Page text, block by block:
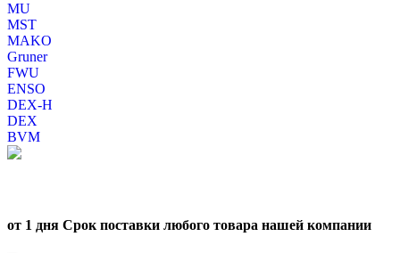
MU
MST
MAKO
Gruner
FWU
ENSO
DEX-H
DEX
BVM
от 1 дня Срок поставки любого товара нашей компании